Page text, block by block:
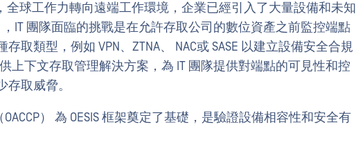
全球工作力轉向遠端工作環境，企業已經引入了大量設備和未知
，IT 團隊面臨的挑戰是在允許存取公司的數位資產之前監控端點
取類型，例如 VPN、ZTNA、 NAC或 SASE 以建立設備安全合規
上下文存取管理解決方案，為 IT 團隊提供對端點的可見性和控
取威脅。
OACCP） 為 OESIS 框架奠定了基礎，是驗證設備相容性和安全有